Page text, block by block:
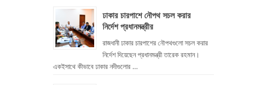
ঢাকার চারপাশে নৌপথ সচল করার
নির্দেশ প্রধানমন্ত্রীর
রাজধানী ঢাকার চারপাশের নৌপথগুলো সচল করার
নির্দেশ দিয়েছেন প্রধানমন্ত্রী তারেক রহমান।
একইসাথে কীভাবে ঢাকার নদীগুলোর …